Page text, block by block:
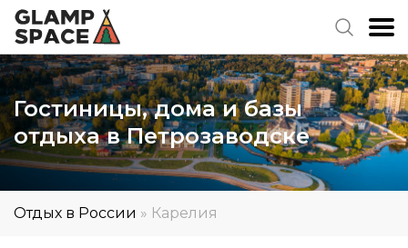
Гостиницы, дома и базы
отдыха в Петрозаводске
Отдых в России » Карелия